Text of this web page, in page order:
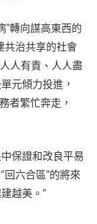
”轉向謀高東西的
共治共享的社會
人有責、人人盡
元傾力投進，
者繁忙奔走，
保證和改良平易
回六合區”的將來
越美。”